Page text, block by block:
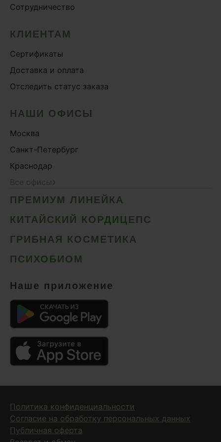
Онколинейка
Острое зрение
Память
Поддержка иммунитета
Пробиотики Психобиом
Продуктивность
Противовирусное
Расторопша
СДВГ
Снижение давления
Спокойствие и сон
Спортивное питание
Улучшение настроения
Чага
Энергия и выносливость
Сотрудничество
КЛИЕНТАМ
Сертификаты
Доставка и оплата
Отследить статус заказа
НАШИ ОФИСЫ
Москва
Санкт-Петербург
Краснодар
ПРЕМИУМ ЛИНЕЙКА
КИТАЙСКИЙ КОРДИЦЕПС
ГРИБНАЯ КОСМЕТИКА
ПСИХОБИОМ
Наше приложение
Политика конфиденциальности
Согласие на обработку персональных данных
Публичная оферта